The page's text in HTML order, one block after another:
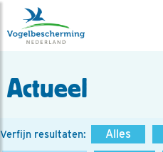
Actueel
Verfijn resultaten: Alles